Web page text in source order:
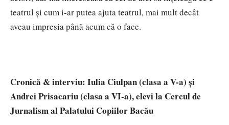
teatrul și cum i-ar putea ajuta teatrul, mai mult decât
aveau impresia până acum că o face.
Cronică & interviu: Iulia Ciulpan (clasa a V-a) și
Andrei Prisacariu (clasa a VI-a), elevi la Cercul de
Jurnalism al Palatului Copiilor Bacău